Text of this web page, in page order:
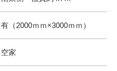
有（2000ｍｍ×3000ｍｍ）
空家